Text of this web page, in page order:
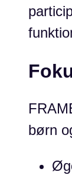
børn